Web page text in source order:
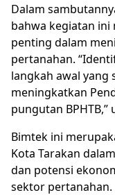
Dalam
bahwa kegiatan ini
penting dalam
pertanahan.
langkah awal yang
meningkatkan
pungutan BPHTB,”
Bimtek ini
Kota Tarakan
dan potensi
sektor pertanahan.